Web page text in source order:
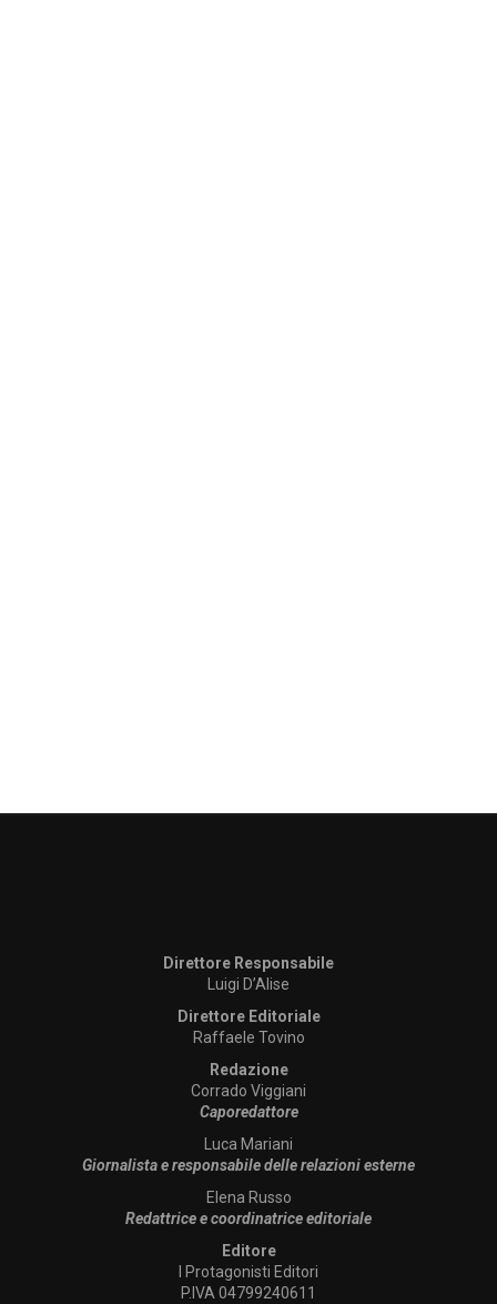
Direttore Responsabile
Luigi D’Alise
Direttore Editoriale
Raffaele Tovino
Redazione
Corrado Viggiani
Caporedattore
Luca Mariani
Giornalista e responsabile delle relazioni esterne
Elena Russo
Redattrice e coordinatrice editoriale
Editore
I Protagonisti Editori
P.IVA 04799240611